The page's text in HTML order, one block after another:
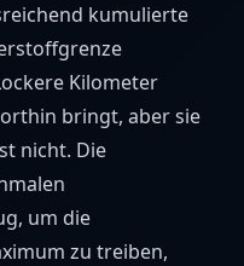
kumulierte
Kilometer
bringt, aber sie
nicht. Die
um die
zu treiben,